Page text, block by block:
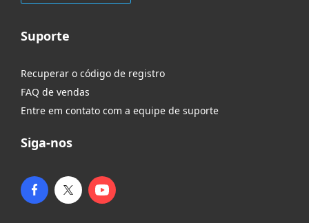
Suporte
Recuperar o código de registro
FAQ de vendas
Entre em contato com a equipe de suporte
Siga-nos